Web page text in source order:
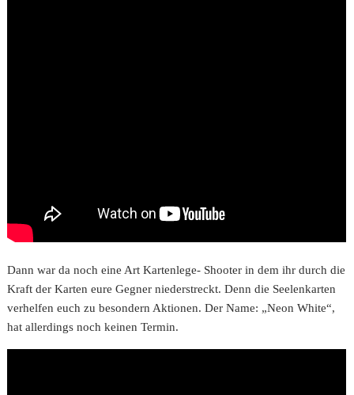
Dann war da noch eine Art Kartenlege- Shooter in dem ihr durch die
Kraft der Karten eure Gegner niederstreckt. Denn die Seelenkarten
verhelfen euch zu besondern Aktionen. Der Name: „Neon White“,
hat allerdings noch keinen Termin.